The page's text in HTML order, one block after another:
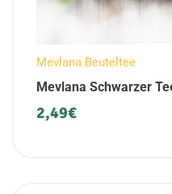
Mevlana Beuteltee
Mevlana Schwarzer
25 Beutel (1 Pack)
2,49€